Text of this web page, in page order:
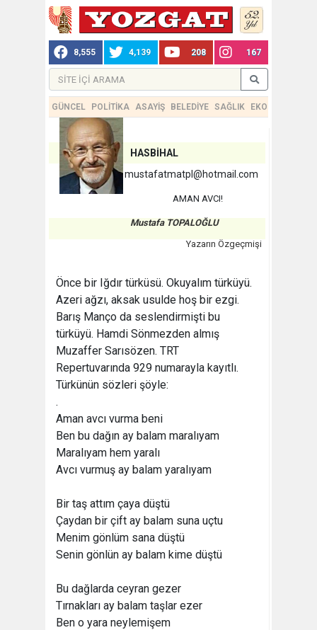
8,555 4,139 208 167
GÜNCEL POLİTİKA ASAYİŞ BELEDİYE SAĞLIK EKONOMİ
HASBİHAL
mustafatmatpl@hotmail.com
AMAN AVCI!
Mustafa TOPALOĞLU
Yazarın Özgeçmişi
Önce bir Iğdır türküsü. Okuyalım türküyü.
Azeri ağzı, aksak usulde hoş bir ezgi.
Barış Manço da seslendirmişti bu
türküyü. Hamdi Sönmezden almış
Muzaffer Sarısözen. TRT
Repertuvarında 929 numarayla kayıtlı.
Türkünün sözleri şöyle:
.
Aman avcı vurma beni
Ben bu dağın ay balam maralıyam
Maralıyam hem yaralı
Avcı vurmuş ay balam yaralıyam
Bir taş attım çaya düştü
Çaydan bir çift ay balam suna uçtu
Menim gönlüm sana düştü
Senin gönlün ay balam kime düştü
Bu dağlarda ceyran gezer
Tırnakları ay balam taşlar ezer
Ben o yara neylemişem